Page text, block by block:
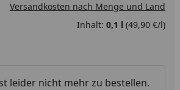
Versandkosten nach Menge und Land
Inhalt: 0,1 l (49,90 €/l)
leider nicht mehr zu bestellen.